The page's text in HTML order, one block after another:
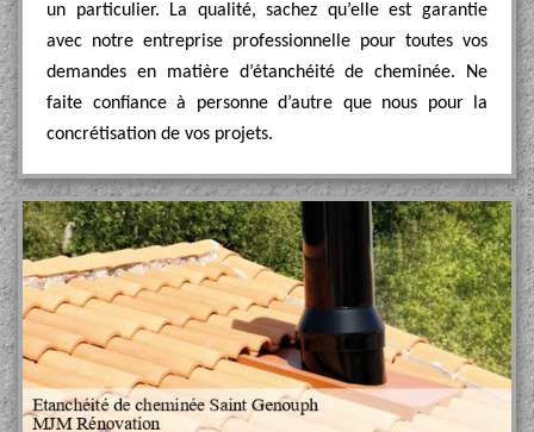
un particulier. La qualité, sachez qu’elle est garantie
avec notre entreprise professionnelle pour toutes vos
demandes en matière d’étanchéité de cheminée. Ne
faite confiance à personne d’autre que nous pour la
concrétisation de vos projets.